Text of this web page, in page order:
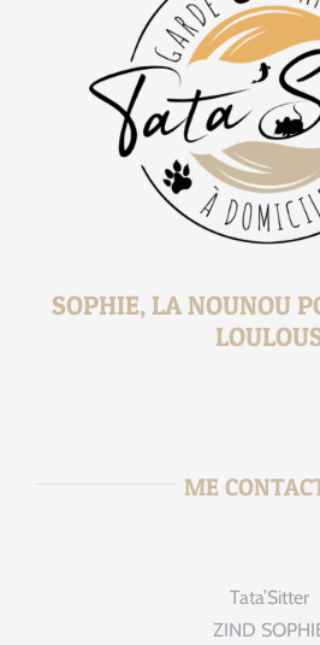
SOPHIE, LA NOUNOU
ME
Tata’Sitter
ZIND